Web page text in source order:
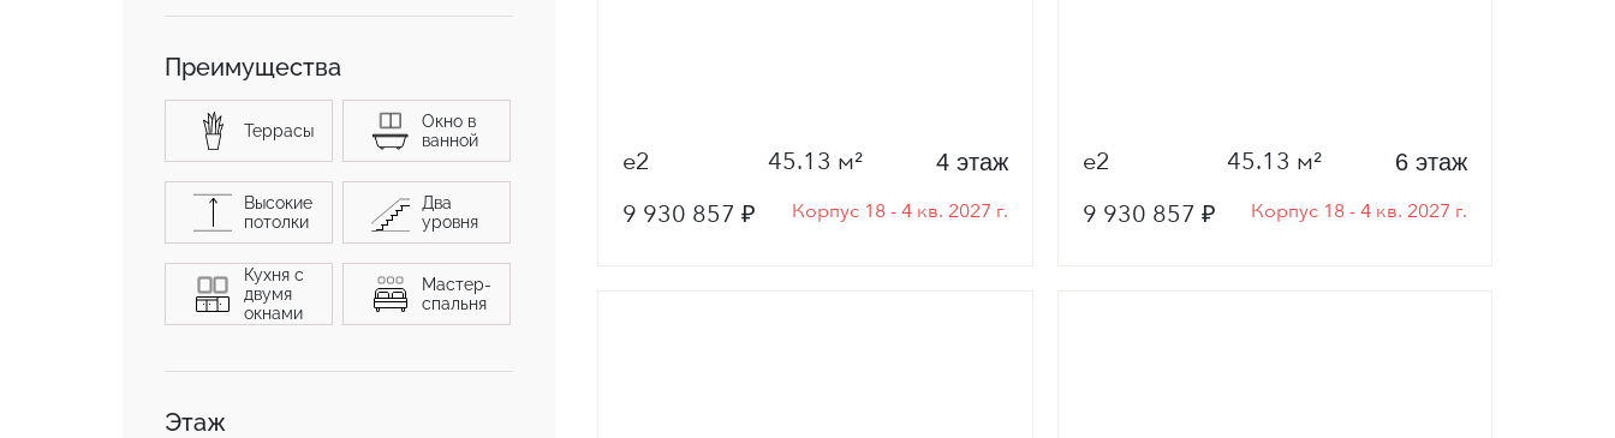
Преимущества
Террасы
Окно в
ванной
Высокие
потолки
Два
уровня
Кухня с
двумя
окнами
Мастер-
спальня
Этаж
е2 45.13 м² 4 этаж
9 930 857 ₽ Корпус 18 - 4 кв. 2027 г.
е2 45.13 м² 6 этаж
9 930 857 ₽ Корпус 18 - 4 кв. 2027 г.